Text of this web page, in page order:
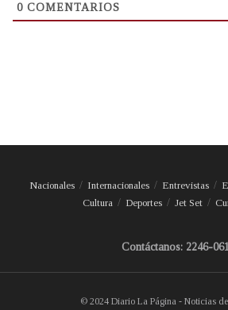
0 COMENTARIOS
Nacionales Internacionales Entrevistas
Cultura
Deportes Jet Set
Contáctanos: 2246-
© 2024 Diario La Página - Noticias